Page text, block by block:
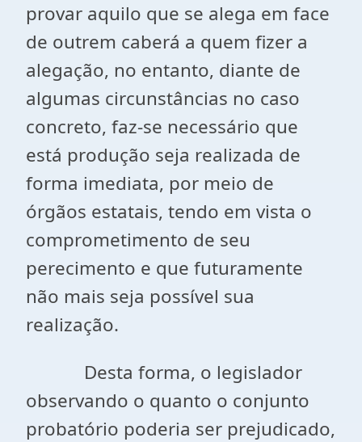
provar aquilo que se alega em face
de outrem caberá a quem fizer a
alegação, no entanto, diante de
algumas circunstâncias no caso
concreto, faz-se necessário que
está produção seja realizada de
forma imediata, por meio de
órgãos estatais, tendo em vista o
comprometimento de seu
perecimento e que futuramente
não mais seja possível sua
realização.
Desta forma, o legislador
observando o quanto o conjunto
probatório poderia ser prejudicado,